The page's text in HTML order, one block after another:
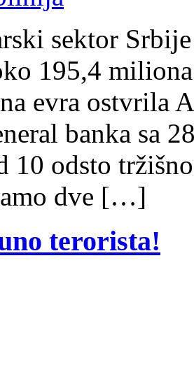
sektor
195,4
evra ostvrila
banka sa
10 odsto
dve […]
terorista!